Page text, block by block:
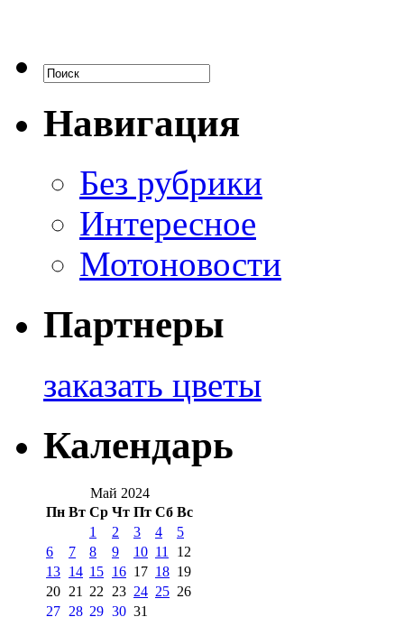
Навигация
Без рубрики
Интересное
Мотоновости
Партнеры
заказать цветы
Календарь
Май 2024
Пн Вт Ср Чт Пт Сб Вс
1
2 3 4
5
6
7 8 9 10 11
12
13 14 15 16 17 18 19
20 21 22 23 24 25 26
27 28 29 30 31